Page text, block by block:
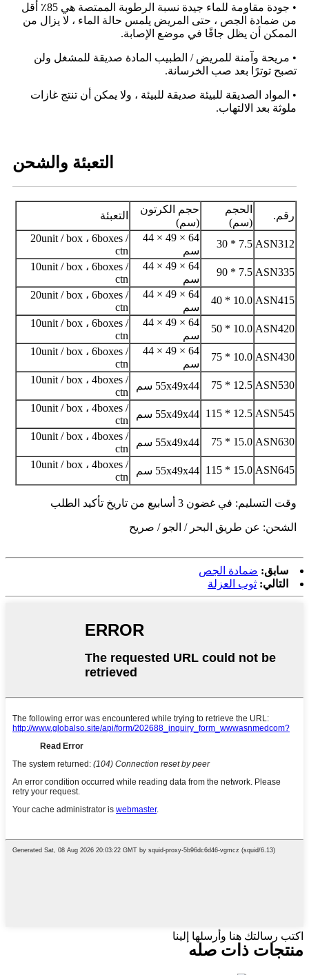
• جودة مقاومة للماء جيدة نسبة الرطوبة الممتصة هي 85٪ أقل
من ضمادة الجص ، حتى المريض يلمس حالة الماء ، لا يزال من
الممكن أن يظل جافًا في موضع الإصابة.
• مريحة وآمنة للمريض / الطبيب المادة صديقة للمشغل ولن
تصبح توترًا بعد صب الخرسانة.
• المواد الصديقة للبيئة صديقة للبيئة ، ولا يمكن أن تنتج غازات
ملوثة بعد الالتهاب.
التعبئة والشحن
رقم.
الحجم
(سم)
حجم الكرتون
(سم)
التعبئة
ASN312
7.5 * 30
64 × 49 × 44
سم
20unit / box ، 6boxes /
ctn
ASN335
7.5 * 90
64 × 49 × 44
سم
10unit / box ، 6boxes /
ctn
ASN415
10.0 * 40
64 × 49 × 44
سم
20unit / box ، 6boxes /
ctn
ASN420
10.0 * 50
64 × 49 × 44
سم
10unit / box ، 6boxes /
ctn
ASN430
10.0 * 75
64 × 49 × 44
سم
10unit / box ، 6boxes /
ctn
ASN530
12.5 * 75 55x49x44 سم
10unit / box ، 4boxes /
ctn
ASN545
12.5 * 115 55x49x44 سم
10unit / box ، 4boxes /
ctn
ASN630
15.0 * 75 55x49x44 سم
10unit / box ، 4boxes /
ctn
ASN645
15.0 * 115 55x49x44 سم
10unit / box ، 4boxes /
ctn
وقت التسليم: في غضون 3 أسابيع من تاريخ تأكيد الطلب
الشحن: عن طريق البحر / الجو / صريح
سابق: ضمادة الجص
التالي: ثوب العزلة
اكتب رسالتك هنا وأرسلها إلينا
منتجات ذات صله